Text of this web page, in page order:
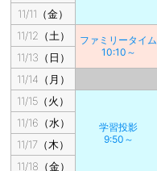
11/11（金）
11/12（土）
ファミリータイム
10:10～
11/13（日）
11/14（月）
11/15（火）
学習投影
9:50～
11/16（水）
11/17（木）
11/18（金）